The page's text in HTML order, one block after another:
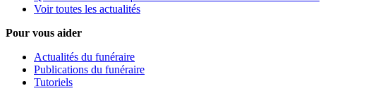
Voir toutes les actualités
Pour vous aider
Actualités du funéraire
Publications du funéraire
Tutoriels